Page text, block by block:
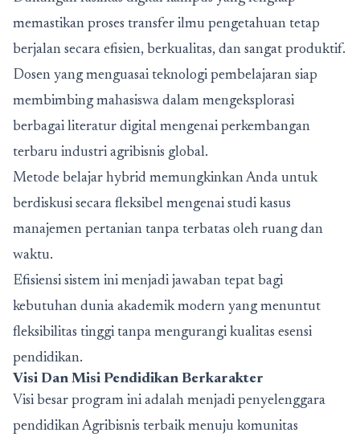
memastikan proses transfer ilmu pengetahuan tetap
berjalan secara efisien, berkualitas, dan sangat produktif.
Dosen yang menguasai teknologi pembelajaran siap
membimbing mahasiswa dalam mengeksplorasi
berbagai literatur digital mengenai perkembangan
terbaru industri agribisnis global.
Metode belajar hybrid memungkinkan Anda untuk
berdiskusi secara fleksibel mengenai studi kasus
manajemen pertanian tanpa terbatas oleh ruang dan
waktu.
Efisiensi sistem ini menjadi jawaban tepat bagi
kebutuhan dunia akademik modern yang menuntut
fleksibilitas tinggi tanpa mengurangi kualitas esensi
pendidikan.
Visi Dan Misi Pendidikan Berkarakter
Visi besar program ini adalah menjadi penyelenggara
pendidikan Agribisnis terbaik menuju komunitas